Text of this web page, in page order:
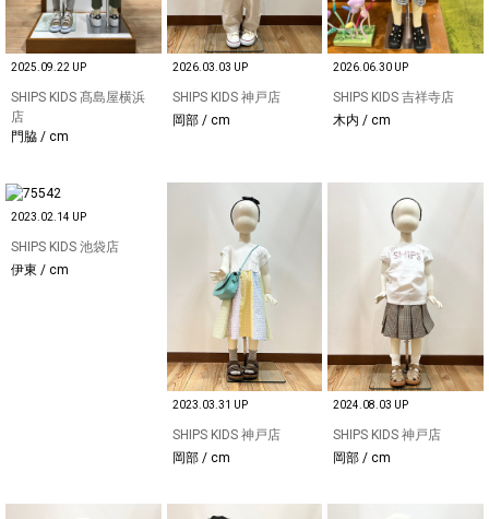
2025.09.22 UP
SHIPS KIDS 髙島屋横浜
店
門脇 / cm
2026.03.03 UP
SHIPS KIDS 神戸店
岡部 / cm
2026.06.30 UP
SHIPS KIDS 吉祥寺店
木内 / cm
2023.02.14 UP
SHIPS KIDS 池袋店
伊東 / cm
2023.03.31 UP
SHIPS KIDS 神戸店
岡部 / cm
2024.08.03 UP
SHIPS KIDS 神戸店
岡部 / cm